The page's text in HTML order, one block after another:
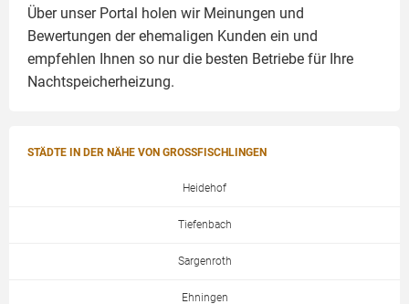
Über unser Portal holen wir Meinungen und
Bewertungen der ehemaligen Kunden ein und
empfehlen Ihnen so nur die besten Betriebe für Ihre
Nachtspeicherheizung.
STÄDTE IN DER NÄHE VON GROSSFISCHLINGEN
Heidehof
Tiefenbach
Sargenroth
Ehningen